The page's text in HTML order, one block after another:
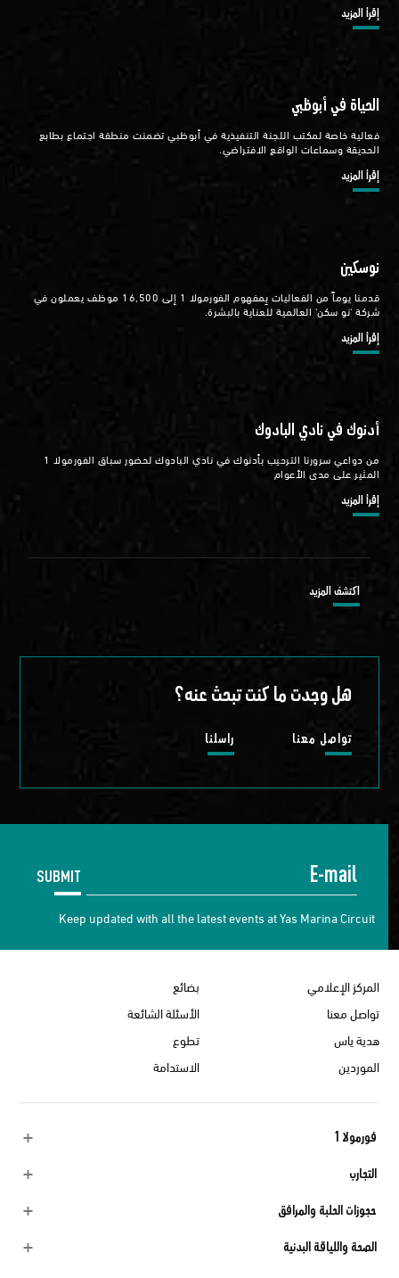
إقرأ المزيد
الحياة في أبوظبي
فعالية خاصة لمكتب اللجنة التنفيذية في أبوظبي تضمنت منطقة اجتماع بطابع
الحديقة وسماعات الواقع الافتراضي.
إقرأ المزيد
نوسكين
قدمنا يوماً من الفعاليات بِمفهوم الفورمولا 1 إلى 16,500 موظف يعملون في
شركة 'نو سكن' العالمية للعناية بالبشرة.
إقرأ المزيد
أدنوك في نادي البادوك
من دواعي سرورنا الترحيب بأدنوك في نادي البادوك لحضور سباق الفورمولا 1
المثير على مدى الأعوام
إقرأ المزيد
اكتشف المزيد
هل وجدت ما كنت تبحث عنه؟
تواصل معنا راسلنا
SUBMIT
Keep updated with all the latest events at Yas Marina Circuit
بضائع
المركز الإعلامي
الأسئلة الشائعة
تواصل معنا
تطوع
هدية ياس
الاستدامة
الموردين
فورمولا 1
التجارب
حجوزات الحلبة والمرافق
الصحة واللياقة البدنية